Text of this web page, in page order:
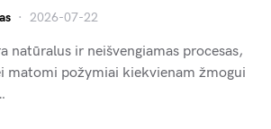
2026-07-22
natūralus ir neišvengiamas procesas,
matomi požymiai kiekvienam žmogui